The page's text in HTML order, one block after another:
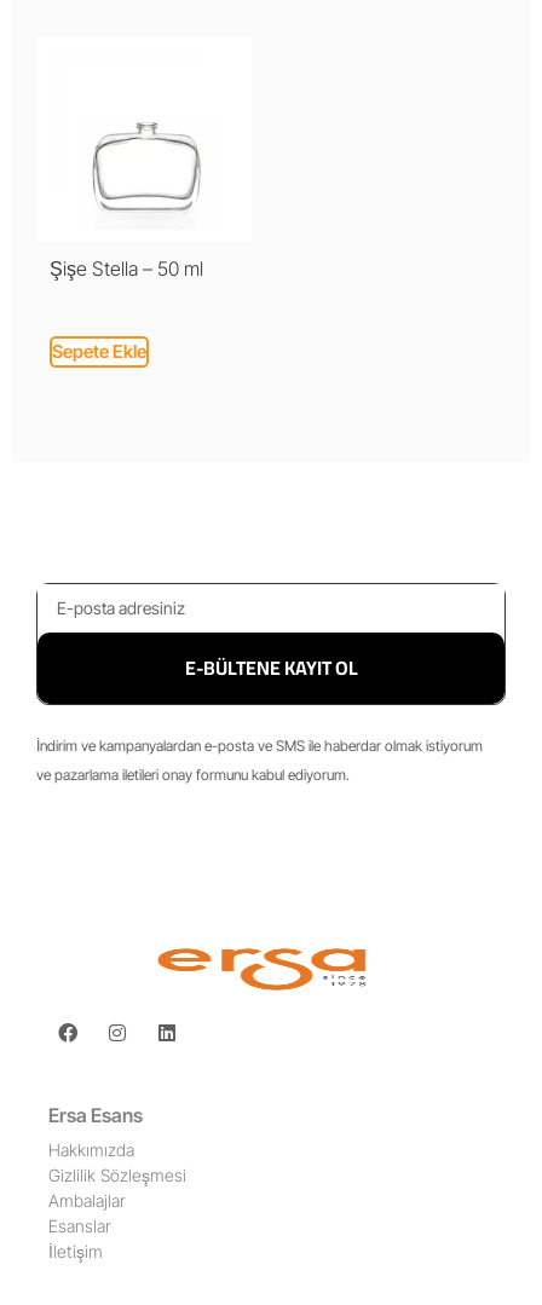
Şişe Stella – 50 ml
Sepete Ekle
E-BÜLTENE KAYIT OL
İndirim ve kampanyalardan e-posta ve SMS ile haberdar olmak istiyorum
ve pazarlama iletileri onay formunu kabul ediyorum.
Ersa Esans
Hakkımızda
Gizlilik Sözleşmesi
Ambalajlar
Esanslar
İletişim